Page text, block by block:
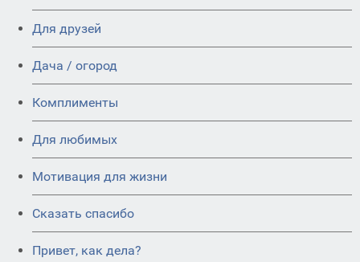
Для друзей
Дача / огород
Комплименты
Для любимых
Мотивация для жизни
Сказать спасибо
Привет, как дела?